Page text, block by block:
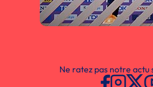
Ne ratez pas notre actu